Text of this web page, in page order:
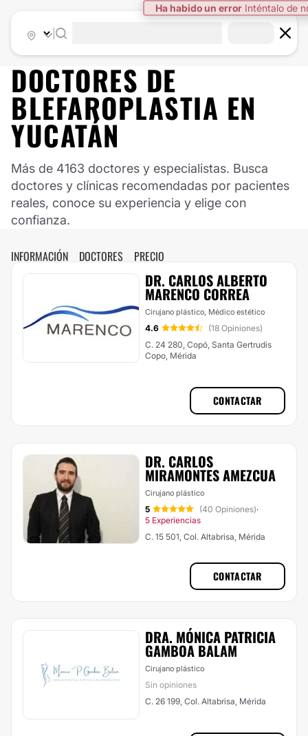
Ha habido un error Inténtalo de
DOCTORES DE
BLEFAROPLASTIA EN
YUCATÁN
Más de 4163 doctores y especialistas. Busca
doctores y clínicas recomendadas por pacientes
reales, conoce su experiencia y elige con
confianza.
INFORMACIÓN DOCTORES PRECIO
DR. CARLOS ALBERTO
MARENCO CORREA
Cirujano plástico, Médico estético
4.6
(18 Opiniones)
C. 24 280, Copó, Santa Gertrudis
Copo, Mérida
CONTACTAR
DR. CARLOS
MIRAMONTES AMEZCUA
Cirujano plástico
5 (40 Opiniones)·
5 Experiencias
C. 15 501, Col. Altabrisa, Mérida
CONTACTAR
DRA. MÓNICA PATRICIA
GAMBOA BALAM
Cirujano plástico
Sin opiniones
C. 26 199, Col. Altabrisa, Mérida